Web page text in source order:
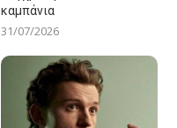
καμπάνια
31/07/2026